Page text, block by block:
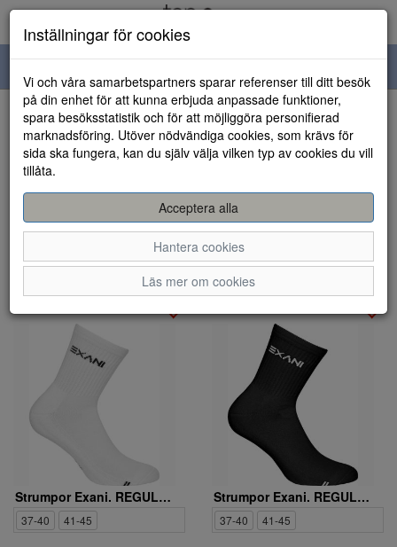
navigation
Visa filter
Varumärke: Exani
Rensa
4 artiklar hittade
Strumpor Exani. REGULAR CUT SOCK 2-PACK W
37-40 41-45
Strumpor Exani. REGULAR CUT SOCK 2-PACK W
37-40 41-45
Inställningar för cookies
Vi och våra samarbetspartners sparar referenser till ditt besök
på din enhet för att kunna erbjuda anpassade funktioner,
spara besöksstatistik och för att möjliggöra personifierad
marknadsföring. Utöver nödvändiga cookies, som krävs för
sida ska fungera, kan du själv välja vilken typ av cookies du vill
tillåta.
Acceptera alla
Hantera cookies
Läs mer om cookies